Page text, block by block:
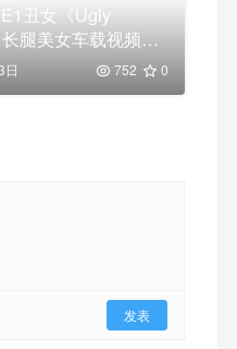
丑女《Ugly
腿美女车载视频
日 752 0
发表